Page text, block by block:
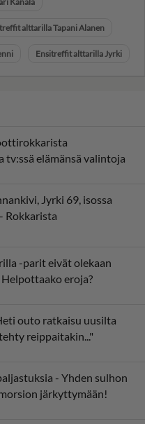
alttarilla Tapani Alanen
Ensitreffit alttarilla Jyrki
tv:ssä elämänsä valintoja
Jyrki 69, isossa
Rokkarista
-parit eivät olekaan
eroja?
outo ratkaisu uusilta
reippaitakin..."
- Yhden sulhon
järkyttymään!